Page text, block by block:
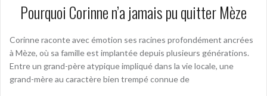
Pourquoi Corinne n’a jamais pu quitter Mèze
Corinne raconte avec émotion ses racines profondément ancrées
à Mèze, où sa famille est implantée depuis plusieurs générations.
Entre un grand-père atypique impliqué dans la vie locale, une
grand-mère au caractère bien trempé connue de